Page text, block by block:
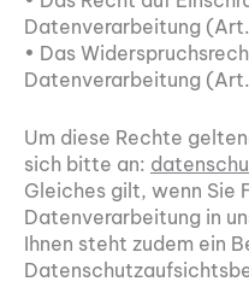
Datenverarbeitung
• Das
Datenverarbeitung
Um diese Rechte
sich bitte an:
Gleiches gilt, wenn Sie
Datenverarbeitung in
Ihnen steht zudem ein